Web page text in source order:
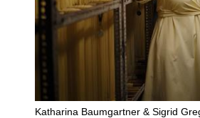
Katharina Baumgartner & Sigrid